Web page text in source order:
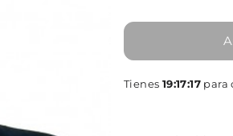
Tienes 19:17:16 para